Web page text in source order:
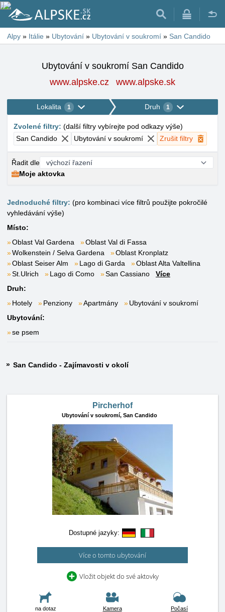
Alpy » Itálie » Ubytování » Ubytování v soukromí » San Candido
Ubytování v soukromí San Candido
www.alpske.cz
www.alpske.sk
Lokalita 1 Druh 1
Zvolené filtry: (další filtry vybírejte pod odkazy výše)
San Candido
Ubytování v soukromí Zrušit filtry
Řadit dle
Moje aktovka
Jednoduché filtry: (pro kombinaci více filtrů použijte pokročilé
vyhledávání výše)
Místo:
Oblast Val Gardena
Oblast Val di Fassa
Wolkenstein / Selva Gardena
Oblast Kronplatz
Oblast Seiser Alm
Lago di Garda
Oblast Alta Valtellina
St.Ulrich
Lago di Como San Cassiano
Více
Druh:
Hotely
Penziony Apartmány
Ubytování v soukromí
Ubytování:
se psem
San Candido - Zajímavosti v okolí
Pircherhof
Ubytování v soukromí, San Candido
Dostupné jazyky:
Více o tomto ubytování
Vložit objekt do své aktovky
na dotaz Kamera Počasí